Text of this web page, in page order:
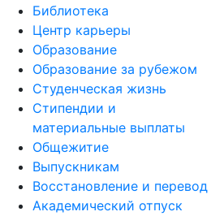
Библиотека
Центр карьеры
Образование
Образование за рубежом
Студенческая жизнь
Стипендии и
материальные выплаты
Общежитие
Выпускникам
Восстановление и перевод
Академический отпуск